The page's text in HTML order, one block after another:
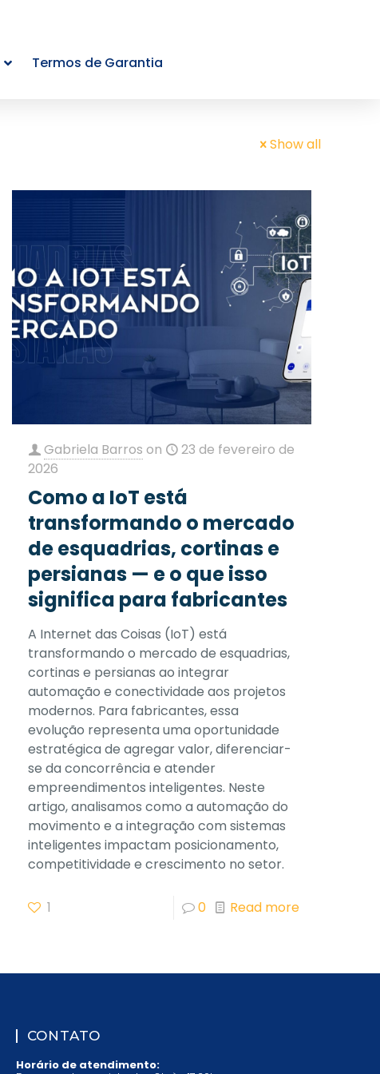
Termos de Garantia
Show all
Gabriela Barros on
23 de fevereiro de
2026
Como a IoT está
transformando o mercado
de esquadrias, cortinas e
persianas — e o que isso
significa para fabricantes
A Internet das Coisas (IoT) está
transformando o mercado de esquadrias,
cortinas e persianas ao integrar
automação e conectividade aos projetos
modernos. Para fabricantes, essa
evolução representa uma oportunidade
estratégica de agregar valor, diferenciar-
se da concorrência e atender
empreendimentos inteligentes. Neste
artigo, analisamos como a automação do
movimento e a integração com sistemas
inteligentes impactam posicionamento,
competitividade e crescimento no setor.
1 0 Read more
CONTATO
Horário de atendimento: